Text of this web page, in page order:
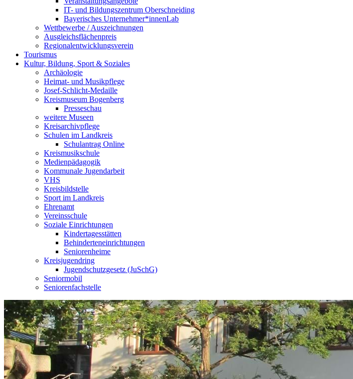
IT- und Bildungszentrum Oberschneiding
Bayerisches Unternehmer*innenLab
Wettbewerbe / Auszeichnungen
Ausgleichsflächenpreis
Regionalentwicklungsverein
Tourismus
Kultur, Bildung, Sport & Soziales
Archäologie
Heimat- und Musikpflege
Josef-Schlicht-Medaille
Kreismuseum Bogenberg
Presseschau
weitere Museen
Kreisarchivpflege
Schulen im Landkreis
Schulantrag Online
Kreismusikschule
Medienpädagogik
Kommunale Jugendarbeit
VHS
Kreisbildstelle
Sport im Landkreis
Ehrenamt
Vereinsschule
Soziale Einrichtungen
Kindertagesstätten
Behinderteneinrichtungen
Seniorenheime
Kreisjugendring
Jugendschutzgesetz (JuSchG)
Seniormobil
Seniorenfachstelle